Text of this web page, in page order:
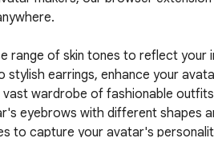
range of skin tones to reflect your
earrings, enhance your
wardrobe of fashionable
eyebrows with different shapes
to capture your avatar's